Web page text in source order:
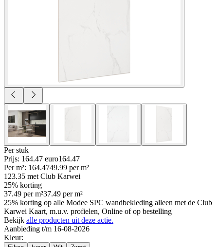
Per stuk
Prijs: 164.47 euro164.47
Per m²: 164.4749.99 per m²
123.35 met Club Karwei
25% korting
37.49 per m²37.49 per m²
25% korting op alle Modee SPC wandbekleding alleen met de Club
Karwei Kaart, m.u.v. profielen, Online of op bestelling
Bekijk alle producten uit deze actie.
Aanbieding t/m 16-08-2026
Kleur: